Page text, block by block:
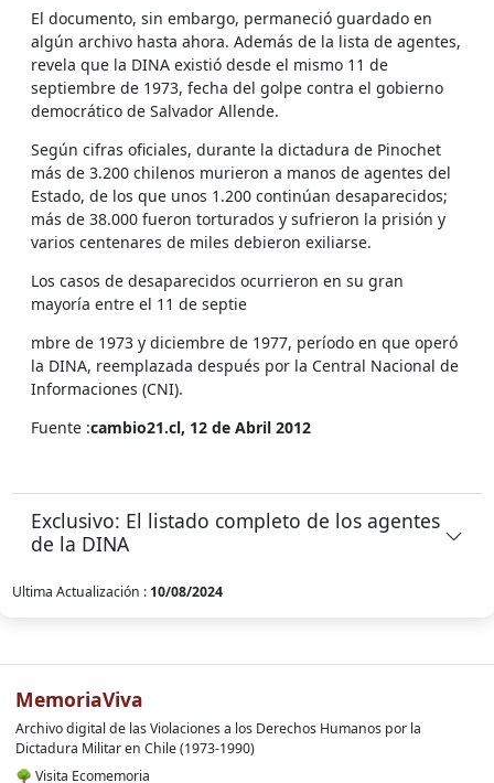
El documento, sin embargo, permaneció guardado en
algún archivo hasta ahora. Además de la lista de agentes,
revela que la DINA existió desde el mismo 11 de
septiembre de 1973, fecha del golpe contra el gobierno
democrático de Salvador Allende.
Según cifras oficiales, durante la dictadura de Pinochet
más de 3.200 chilenos murieron a manos de agentes del
Estado, de los que unos 1.200 continúan desaparecidos;
más de 38.000 fueron torturados y sufrieron la prisión y
varios centenares de miles debieron exiliarse.
Los casos de desaparecidos ocurrieron en su gran
mayoría entre el 11 de septie
mbre de 1973 y diciembre de 1977, período en que operó
la DINA, reemplazada después por la Central Nacional de
Informaciones (CNI).
Fuente :cambio21.cl, 12 de Abril 2012
Exclusivo: El listado completo de los agentes
de la DINA
Ultima Actualización : 10/08/2024
MemoriaViva
Archivo digital de las Violaciones a los Derechos Humanos por la
Dictadura Militar en Chile (1973-1990)
🌳 Visita Ecomemoria